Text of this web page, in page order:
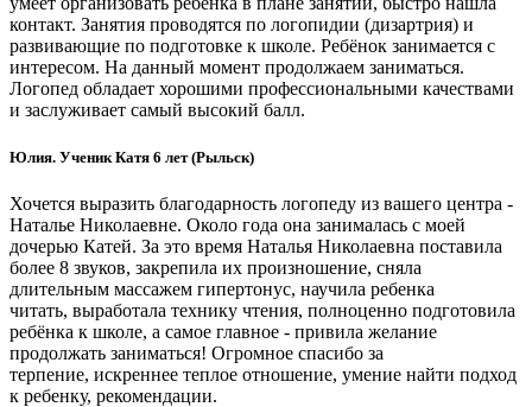
контакт. Занятия проводятся по логопидии (дизартрия) и
развивающие по подготовке к школе. Ребёнок занимается с
интересом. На данный момент продолжаем заниматься.
Логопед обладает хорошими профессиональными качествами
и заслуживает самый высокий балл.
Юлия. Ученик Катя 6 лет (Рыльск)
Хочется выразить благодарность логопеду из вашего центра -
Наталье Николаевне. Около года она занималась с моей
дочерью Катей. За это время Наталья Николаевна поставила
более 8 звуков, закрепила их произношение, сняла
длительным массажем гипертонус, научила ребенка
читать, выработала технику чтения, полноценно подготовила
ребёнка к школе, а самое главное - привила желание
продолжать заниматься! Огромное спасибо за
терпение, искреннее теплое отношение, умение найти подход
к ребенку, рекомендации.